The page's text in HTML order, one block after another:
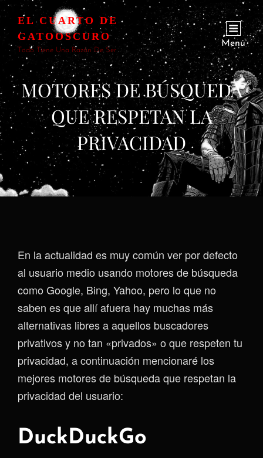
EL CUARTO DE
GATOOSCURO
Todo Tiene Una Razón De Ser
Menú
MOTORES DE BÚSQUEDA
QUE RESPETAN LA
PRIVACIDAD
En la actualidad es muy común ver por defecto
al usuario medio usando motores de búsqueda
como Google, Bing, Yahoo, pero lo que no
saben es que allí afuera hay muchas más
alternativas libres a aquellos buscadores
privativos y no tan «privados» o que respeten tu
privacidad, a continuación mencionaré los
mejores motores de búsqueda que respetan la
privacidad del usuario:
DuckDuckGo